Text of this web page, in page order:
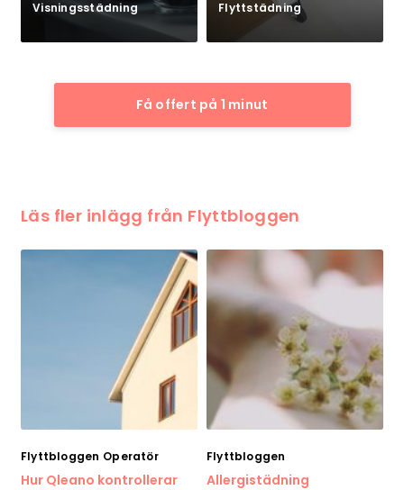
Visningsstädning Flyttstädning
Få offert på 1 minut
Läs fler inlägg från Flyttbloggen
Flyttbloggen Operatör
Hur Qleano kontrollerar
Flyttbloggen
Allergistädning